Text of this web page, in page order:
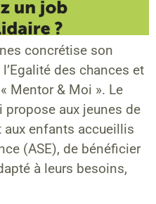
concrétise son
des chances et
Mentor & Moi ». Le
aux jeunes de
enfants accueillis
(ASE), de bénéficier
à leurs besoins,